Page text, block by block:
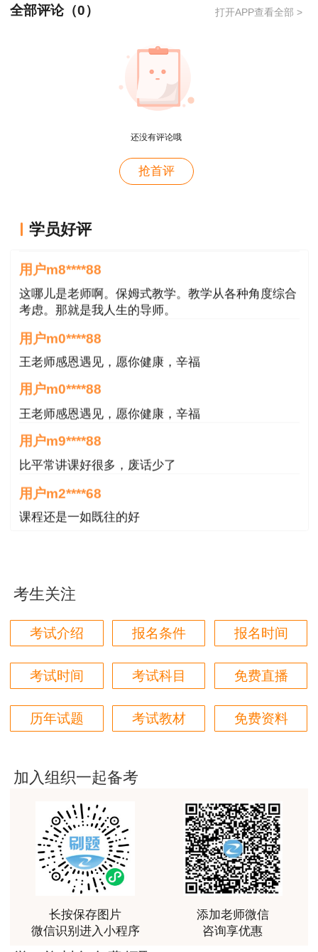
登录证书查询验证系统。
未注册过的用户，请点击注册按钮进行注册。
注册过的用户，直接使用该平台的用户名、密码进
注册过的，请填写注册信息后，使用注册的用户
4、服务须知
首次登录系统时，必须阅读并同意服务须知，
才能继续操作。
5、查询证书信息
据注册信息，查询已开通证书查询的考试中，当前
用户所获取的证书信息。
信息。
6、证书真伪查验方法
在本地用PDF编辑器(非精简版)打开电子证书
PDF文件。正常的电子证书文件应带有完整的电子
签章。同时，点击电子签章，应弹出签章信息。
显示，点击该电子签章，则会弹出该证书已被篡改
相信看了上述文章，关于监理工程师证书如何
建设工程教育网查询。
全部评论（0） 打开APP查看全部 >
还没有评论哦
抢首评
学员好评
用户xi****28
用户m8****88
这哪儿是老师啊。保姆式教学。教学从各种角度综合
考虑。那就是我人生的导师。
用户m0****88
王老师感恩遇见，愿你健康，辛福
用户m0****88
王老师感恩遇见，愿你健康，辛福
用户m9****88
比平常讲课好很多，废话少了
用户m2****68
课程还是一如既往的好
用户m8****68
非常好
用户m6****66
好
好
非常美好
用户m6****68
陈老师讲得非常好，特别喜欢听他的课
用户m7****66
好好 好 好 好真好
用户Fa****56
认真听完，自己理解，老师确实讲的很好
考生关注
考试介绍 报名条件 报名时间
考试时间 考试科目 免费直播
历年试题 考试教材 免费资料
加入组织一起备考
长按保存图片
微信识别进入小程序
添加老师微信
咨询享优惠